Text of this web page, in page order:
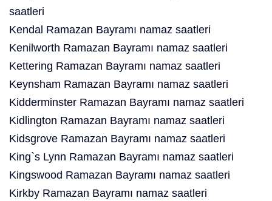
saatleri
Kendal Ramazan Bayramı namaz saatleri
Kenilworth Ramazan Bayramı namaz saatleri
Kettering Ramazan Bayramı namaz saatleri
Keynsham Ramazan Bayramı namaz saatleri
Kidderminster Ramazan Bayramı namaz saatleri
Kidlington Ramazan Bayramı namaz saatleri
Kidsgrove Ramazan Bayramı namaz saatleri
King`s Lynn Ramazan Bayramı namaz saatleri
Kingswood Ramazan Bayramı namaz saatleri
Kirkby Ramazan Bayramı namaz saatleri